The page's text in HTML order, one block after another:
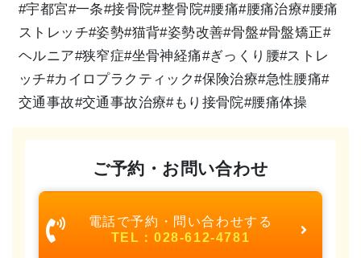
#宇都宮#一条#接骨院#整骨院#腰痛#腰痛治療#腰痛
ストレッチ#姿勢#猫背#姿勢改善#骨盤#骨盤矯正#
ヘルニア#狭窄症#坐骨神経痛#ぎっくり腰#ストレ
ッチ#カイロプラクティック#保険治療#急性腰痛#
交通事故#交通事故治療#もり接骨院#腰痛体操
ご予約・お問い合わせ
電話で予約・問い合わせする
TEL：028-612-4781